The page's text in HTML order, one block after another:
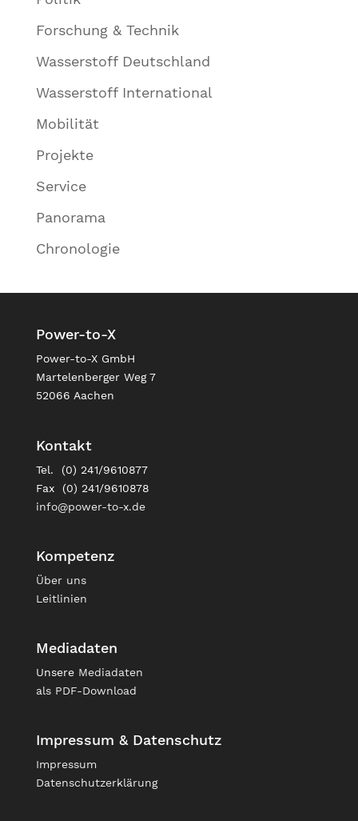
Forschung & Technik
Wasserstoff Deutschland
Wasserstoff International
Mobilität
Projekte
Service
Panorama
Chronologie
Power-to-X
Power-to-X GmbH
Martelenberger Weg 7
52066 Aachen
Kontakt
Tel. (0) 241/9610877
Fax (0) 241/9610878
info@power-to-x.de
Kompetenz
Über uns
Leitlinien
Mediadaten
Unsere Mediadaten
als PDF-Download
Impressum & Datenschutz
Impressum
Datenschutzerklärung